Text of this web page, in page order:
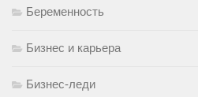
Беременность
Бизнес и карьера
Бизнес-леди